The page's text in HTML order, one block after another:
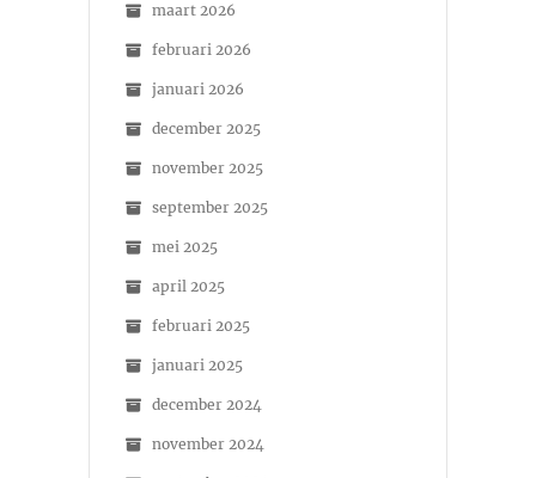
maart 2026
februari 2026
januari 2026
december 2025
november 2025
september 2025
mei 2025
april 2025
februari 2025
januari 2025
december 2024
november 2024